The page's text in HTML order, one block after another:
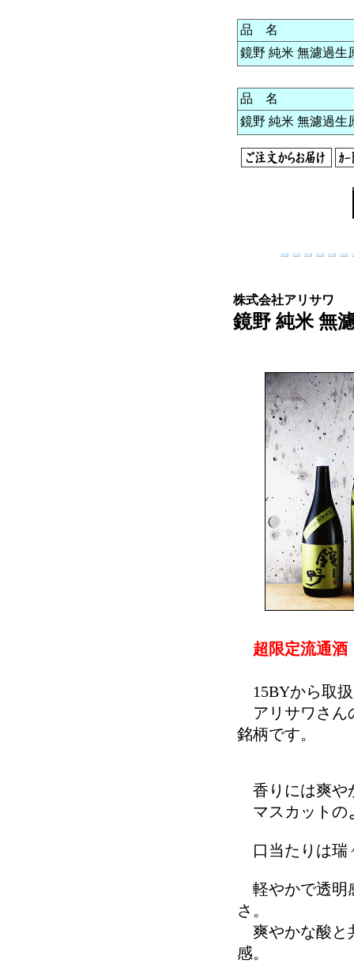
品 名
鏡野 純米 無濾過生
品 名
鏡野 純米 無濾過生
株式会社アリサワ
鏡野 純米 無
超限定流通酒
15BYから取扱
アリサワさん
銘柄です。
香りには爽や
マスカットの
口当たりは瑞
軽やかで透明
さ。
爽やかな酸と
感。